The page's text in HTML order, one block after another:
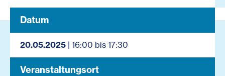
Datum
20.05.2025 | 16:00 bis 17:30
Veranstaltungsort